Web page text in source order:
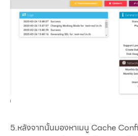
5.หลังจากนั้นมองหาเมนู Cache